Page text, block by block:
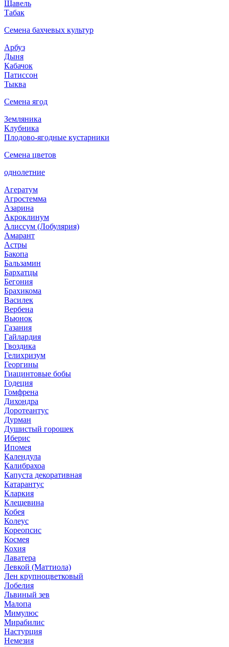
Щавель
Табак
Семена бахчевых культур
Арбуз
Дыня
Кабачок
Патиссон
Тыква
Семена ягод
Земляника
Клубника
Плодово-ягодные кустарники
Семена цветов
однолетние
Агератум
Агростемма
Азарина
Акроклинум
Алиссум (Лобулярия)
Амарант
Астры
Бакопа
Бальзамин
Бархатцы
Бегония
Брахикома
Василек
Вербена
Вьюнок
Газания
Гайлардия
Гвоздика
Гелихризум
Георгины
Гиацинтовые бобы
Годеция
Гомфрена
Дихондра
Доротеантус
Дурман
Душистый горошек
Иберис
Ипомея
Календула
Калибрахоа
Капуста декоративная
Катарантус
Кларкия
Клещевина
Кобея
Колеус
Кореопсис
Космея
Кохия
Лаватера
Левкой (Маттиола)
Лен крупноцветковый
Лобелия
Львиный зев
Малопа
Мимулюс
Мирабилис
Настурция
Немезия